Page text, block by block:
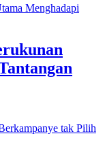
Menghadapi
tak Pilih